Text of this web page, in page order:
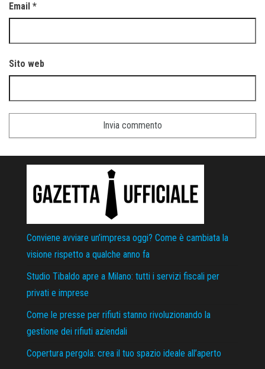
Email *
Sito web
Conviene avviare un’impresa oggi? Come è cambiata la
visione rispetto a qualche anno fa
Studio Tibaldo apre a Milano: tutti i servizi fiscali per
privati e imprese
Come le presse per rifiuti stanno rivoluzionando la
gestione dei rifiuti aziendali
Copertura pergola: crea il tuo spazio ideale all’aperto